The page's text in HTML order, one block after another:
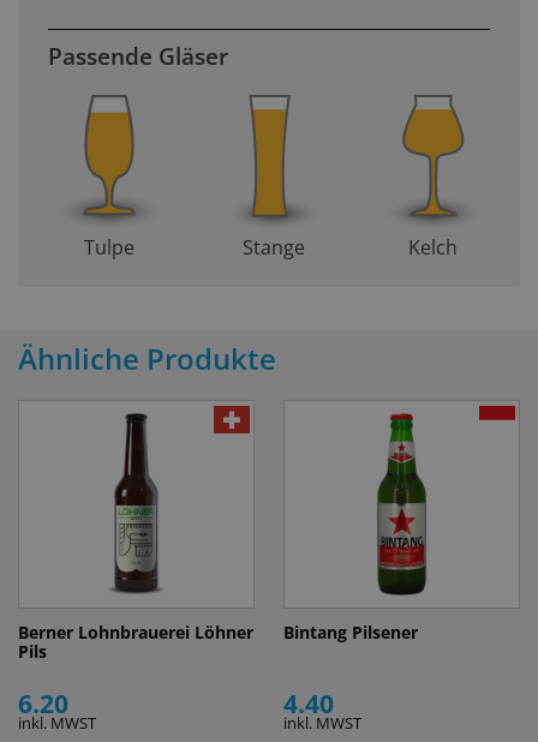
Passende Gläser
Tulpe Stange Kelch
Ähnliche Produkte
Berner Lohnbrauerei Löhner
Pils
6.20
inkl. MWST
Bintang Pilsener
4.40
inkl. MWST